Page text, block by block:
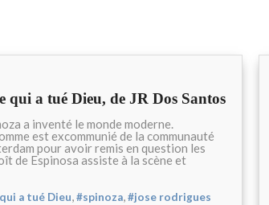
qui a tué Dieu, de JR Dos Santos
a inventé le monde moderne.
est excommunié de la communauté
pour avoir remis en question les
de Espinosa assiste à la scène et
a tué Dieu,#spinoza,#jose rodrigues